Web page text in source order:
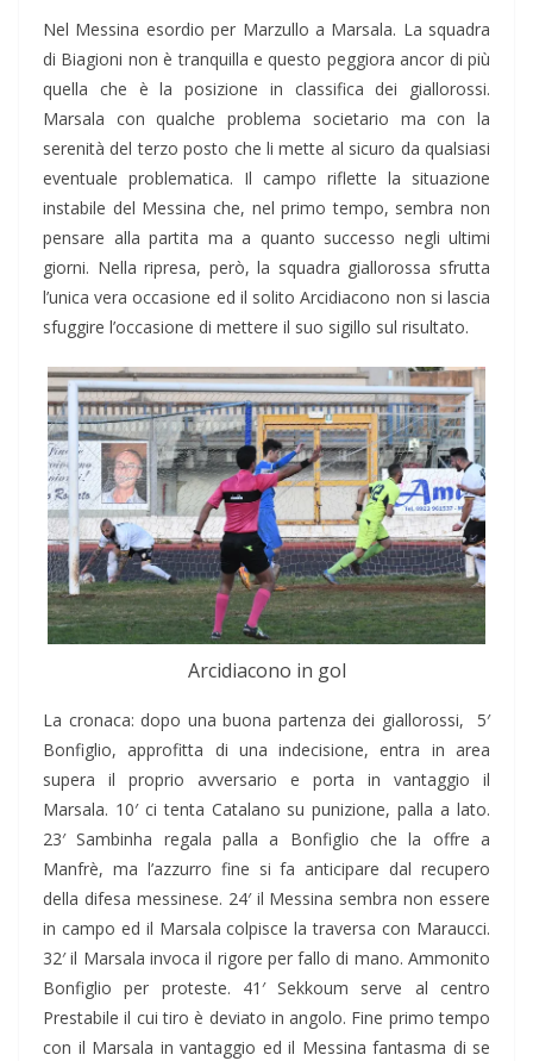
Nel Messina esordio per Marzullo a Marsala. La squadra
di Biagioni non è tranquilla e questo peggiora ancor di più
quella che è la posizione in classifica dei giallorossi.
Marsala con qualche problema societario ma con la
serenità del terzo posto che li mette al sicuro da qualsiasi
eventuale problematica. Il campo riflette la situazione
instabile del Messina che, nel primo tempo, sembra non
pensare alla partita ma a quanto successo negli ultimi
giorni. Nella ripresa, però, la squadra giallorossa sfrutta
l’unica vera occasione ed il solito Arcidiacono non si lascia
sfuggire l’occasione di mettere il suo sigillo sul risultato.
Arcidiacono in gol
La cronaca: dopo una buona partenza dei giallorossi, 5′
Bonfiglio, approfitta di una indecisione, entra in area
supera il proprio avversario e porta in vantaggio il
Marsala. 10′ ci tenta Catalano su punizione, palla a lato.
23′ Sambinha regala palla a Bonfiglio che la offre a
Manfrè, ma l’azzurro fine si fa anticipare dal recupero
della difesa messinese. 24′ il Messina sembra non essere
in campo ed il Marsala colpisce la traversa con Maraucci.
32′ il Marsala invoca il rigore per fallo di mano. Ammonito
Bonfiglio per proteste. 41′ Sekkoum serve al centro
Prestabile il cui tiro è deviato in angolo. Fine primo tempo
con il Marsala in vantaggio ed il Messina fantasma di se